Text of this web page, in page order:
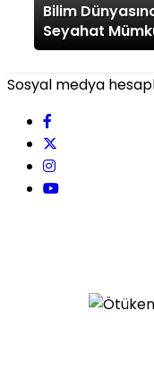
Bilim
Seyahat
Sosyal medya